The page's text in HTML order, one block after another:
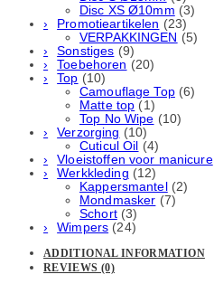
Disc XS Ø10mm (3)
Promotieartikelen (23)
VERPAKKINGEN (5)
Sonstiges (9)
Toebehoren (20)
Top (10)
Camouflage Top (6)
Matte top (1)
Top No Wipe (10)
Verzorging (10)
Cuticul Oil (4)
Vloeistoffen voor manicure
Werkkleding (12)
Kappersmantel (2)
Mondmasker (7)
Schort (3)
Wimpers (24)
ADDITIONAL INFORMATION
REVIEWS (0)